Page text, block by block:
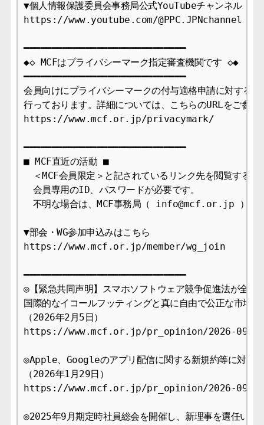
▼個人情報保護委員会事務局公式YouTubeチャンネル
https://www.youtube.com/@PPC.JPNchannel
━━━━━━━━━━━━━━━━━━━━━━━━━━━━━
◆◇ MCFはプライバシーマーク指定審査機関です ◇◆
━━━━━━━━━━━━━━━━━━━━━━━━━━━━━
会員向けにプライバシーマークの付与適格申請に対する審
行っております。詳細については、こちらのURLをご参照
https://www.mcf.or.jp/privacymark/
━━━━━━━━━━━━━━━━━━━━━━━━━━━━━
■ MCF直近の活動 ■
＜MCF会員限定＞と記されているリンク先を閲覧するに
会員専用のID、パスワードが必要です。
不明な場合は、MCF事務局（ info@mcf.or.jp ）まで
▼部会・WG参加申込みはこちら
https://www.mcf.or.jp/member/wg_join
━━━━━━━━━━━━━━━━━━━━━━━━━━━━━
◎【緊急共同声明】スマホソフトウェア競争促進法が全面
国際的なイコールフッティングと真に自由で公正な市場
（2026年2月5日）
https://www.mcf.or.jp/pr_opinion/2026-09
◎Apple、Googleのアプリ配信に関する新規約等に対する
（2026年1月29日）
https://www.mcf.or.jp/pr_opinion/2026-09
◎2025年9月期定時社員総会を開催し、新理事を選任いた